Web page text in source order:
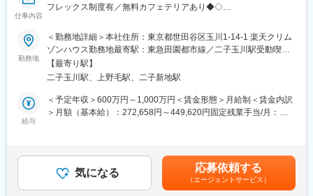
■やりがいや魅力
サービスを提案するため、営業成果がダイレクトに数値として可
視化される環境です。また、営業に加え教育・マネジメント・仕
組みづくりまで担うため、営業力とマネジメント力を同時に高め
ることができます。現場起点で組織改善まで関われるため、プレ
イヤーに留まらない営業キャリア形成が可能です。
■キャリアパス
■同社の特徴：
同社は日本発のSVODサービスとして高いシェアを持ち、豊富な
仕事内容
フレックス制度有／無料カフェテリアあり◆◇
■業務内容：
全国の「楽天モバイルショップ」における「楽天でんき」のマー
ケティング業務を担当いただきます。
店舗を起点とした更なる契約促進を目標に、販売オペレーション
の構築、エリアごとの課題分析、成功事例の横展開などを推進し
ていただきます。
・楽天モバイルショップにおける「楽天でんき」の販売プロセス
・現場へのヒアリングを通じた課題抽出と、販売手法の改善・標
準化（遠隔地は出張ではなくZOOM等で対応しています）
・成功事例のベストプラクティス化、および全社的なマニュア
勤務地
＜勤務地詳細＞本社住所：東京都世田谷区玉川1-14-1 楽天クリム
ゾンハウス勤務地最寄駅：東急田園都市線／二子玉川駅受動喫煙
対策：屋内全面禁煙変更の範囲：会社の定める事業所（リモート
ワーク含む）
【最寄り駅】
二子玉川駅、上野毛駅、二子新地駅
給与
＜予定年収＞600万円～1,000万円＜賃金形態＞月給制＜賃金内訳
＞月額（基本給）：272,658円～449,620円固定残業手当/月：
上記はあくまで想定であり、ご経験、スキルに応じ決定させて頂
きます。■昇給年2回■賞与年2回■決算賞与有賃金はあくまでも目
安の金額であり、選考を通じて上下する可能性があります。月給
気になる 応募依頼する
（エージェントサービス）